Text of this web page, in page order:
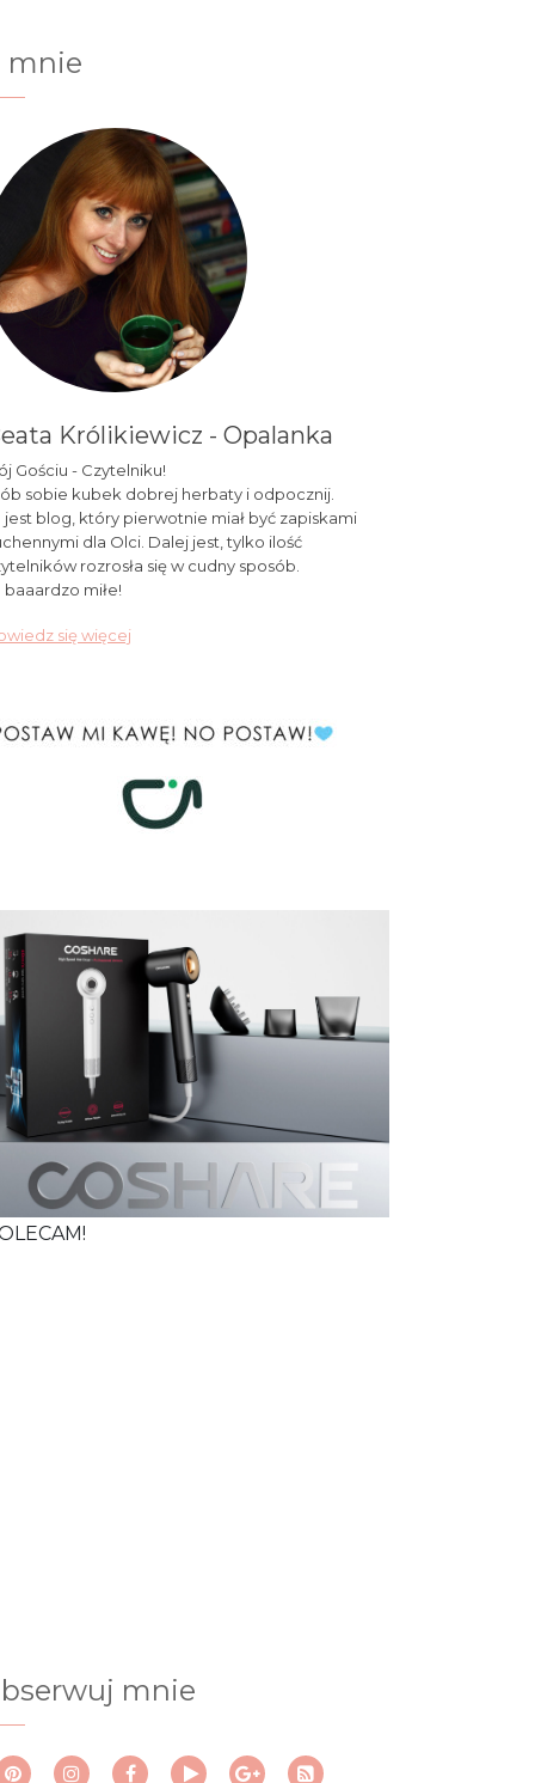
mnie
Królikiewicz - Opalanka
Gościu - Czytelniku!
sobie kubek dobrej herbaty i odpocznij.
jest blog, który pierwotnie miał być zapiskami
dla Olci. Dalej jest, tylko ilość
rozrosła się w cudny sposób.
baaardzo miłe!
się więcej
mnie